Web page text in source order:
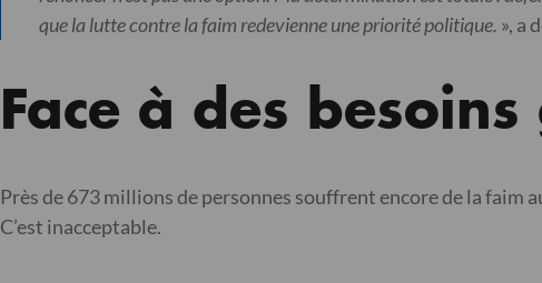
que la lutte contre la faim redevienne une priorité politique. », a
Face à des
Près de 673 millions de personnes souffrent encore de la faim
C’est inacceptable.